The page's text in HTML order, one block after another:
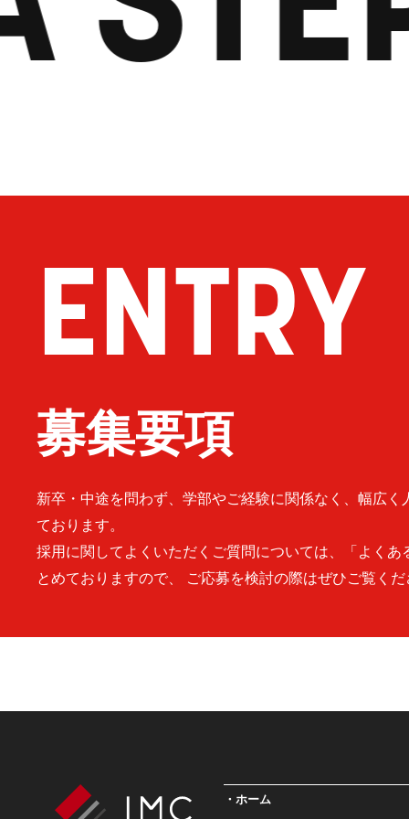
ENTRY
募集要項
新卒・中途を問わず、学部やご経験に関係なく、幅広く
ております。
採用に関してよくいただくご質問については、「よくあ
とめておりますので、 ご応募を検討の際はぜひご覧く
ホーム